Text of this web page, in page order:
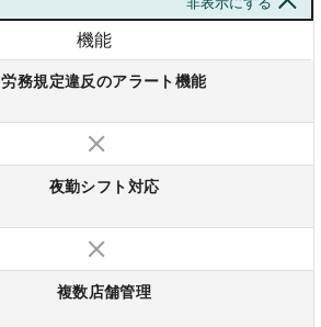
機能
労務規定違反のアラート機能
夜勤シフト対応
複数店舗管理